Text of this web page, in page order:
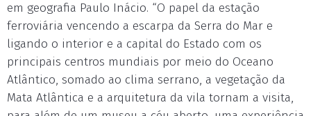
em geografia Paulo Inácio. “O papel da estação
ferroviária vencendo a escarpa da Serra do Mar e
ligando o interior e a capital do Estado com os
principais centros mundiais por meio do Oceano
Atlântico, somado ao clima serrano, a vegetação da
Mata Atlântica e a arquitetura da vila tornam a visita,